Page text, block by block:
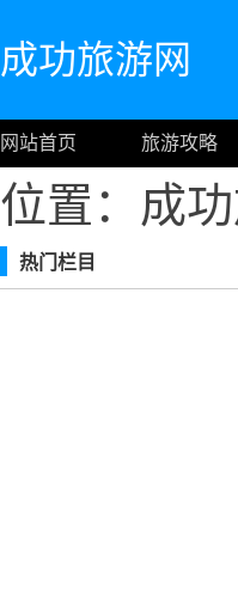
成功旅游网
网站首页 旅游攻略
位置：成
热门栏目